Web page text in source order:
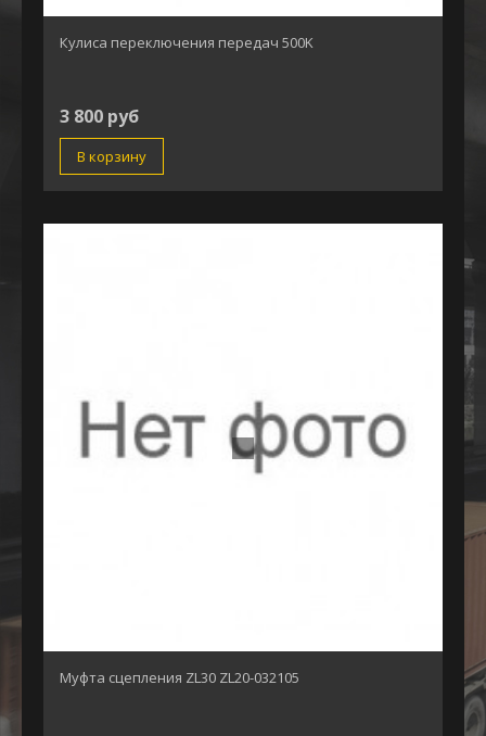
Кулиса переключения передач 500K
3 800 руб
В корзину
Муфта сцепления ZL30 ZL20-032105